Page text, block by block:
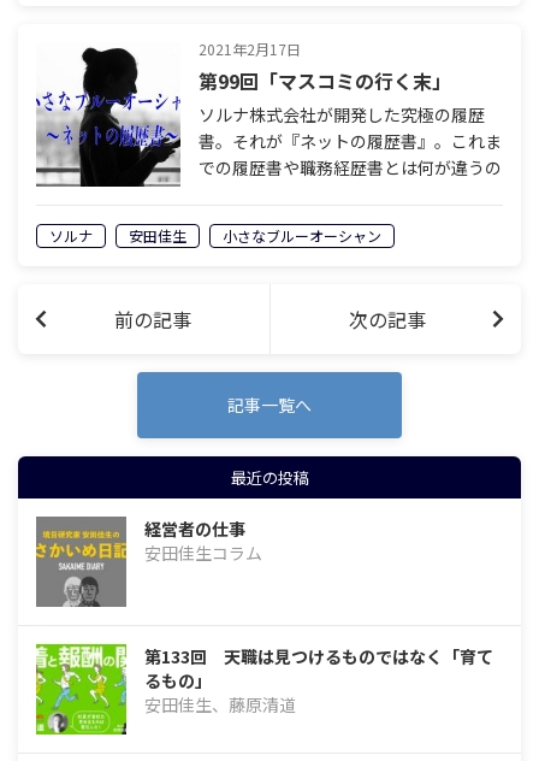
2021年2月17日
第99回「マスコミの行く末」
ソルナ株式会社が開発した究極の履歴
書。それが『ネットの履歴書』。これま
での履歴書や職務経歴書とは何が違うの
迫ります。 小さなブルーオーシャンを
追え 〜ネットの履歴書〜 第99回『マス
ソルナ 安田佳生 小さなブルーオーシャン
前の記事 次の記事
記事一覧へ
最近の投稿
経営者の仕事
安田佳生コラム
第133回 天職は見つけるものではなく「育て
るもの」
安田佳生、藤原清道